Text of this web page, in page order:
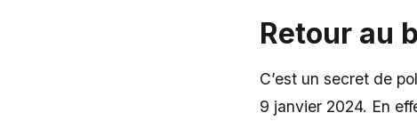
Retour au
C’est un secret de
9 janvier 2024. En